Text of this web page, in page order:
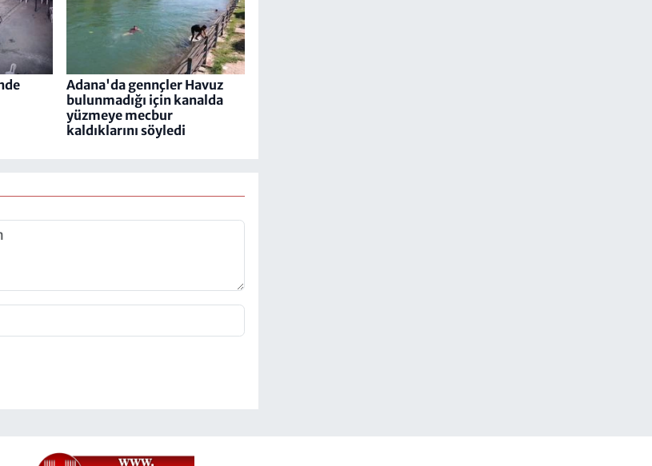
Adana'da gennçler Havuz
bulunmadığı için kanalda
yüzmeye mecbur
kaldıklarını söyledi